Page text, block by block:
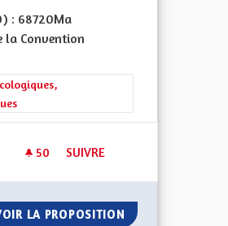
ET DE BIODIVERSITÉ
CLIMATIQUES ET DE
: 68720Ma
la Convention
: Les transitions énergétiques,
50 50 ABONNÉS
SUIVRE
LA PROPOSITION CRÉER UNE